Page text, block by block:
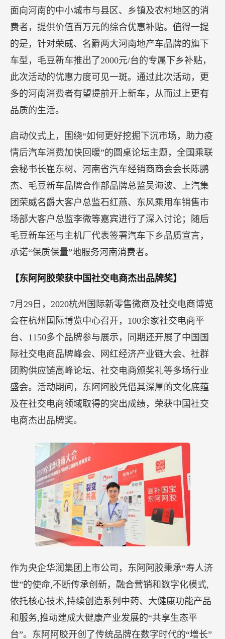
面向河南的中小城市与县区、乡镇及农村地区的消
费者，提供价值百万元的综合优惠补贴。值得一提
的是，针对荣威、名爵两大河南地产车品牌的旗下
车型，毛豆新车推出了2000元/台的专属下乡补贴，
此次活动的优惠力度可见一斑。通过此次活动，更
多的河南消费者有望提前开上新车，从而过上更有
品质的生活。
启动仪式上，围绕“如何更好挖掘下沉市场，助力疫
情后汽车消费加快回暖”的圆桌论坛主题，全国乘联
会秘书长崔东树、河南省汽车经销商商会会长陈鹏
杰、毛豆新车品牌合作部品牌总监吴海波、上汽集
团荣威名爵大客户总监石红燕、东风乘用车销售市
场部大客户总监李微等嘉宾进行了深入讨论；随后
毛豆新车还与主机厂代表签署汽车下乡品质宣言，
承诺“保质保量”地服务河南消费者。
【东阿阿胶荣获中国社交电商杰出品牌奖】
7月29日，2020杭州国际新零售微商及社交电商博览
会在杭州国际博览中心召开，100余家社交电商平
台、1150多个品牌参与展示，同期还开展了中国国
际社交电商品牌峰会、网红经济产业链大会、社群
团购供应链高峰论坛、社交电商颁奖礼等多场行业
盛会。活动期间，东阿阿胶凭借其深厚的文化底蕴
及在社交电商领域取得的突出成绩，荣获中国社交
电商杰出品牌奖。
作为央企华润集团上市公司，东阿阿胶秉承“寿人济
世”的使命,不断传承创新，融合营销和数字化模式,
依托核心技术,持续创造系列中药、大健康功能产品
和服务,推动建成大健康产业发展的“共享生态平
台”。东阿阿胶开创了传统品牌在数字时代的“增长”